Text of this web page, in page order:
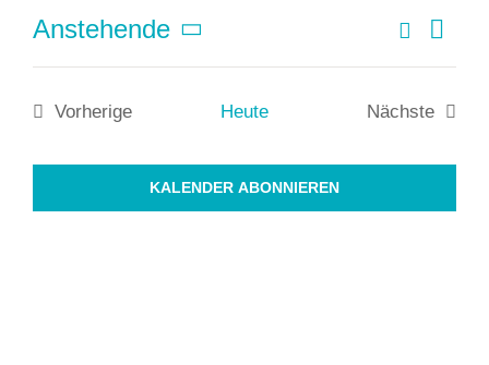
Suche
Liste
Anstehende
Datum
Vorherige
Heute
Nächste
KALENDER ABONNIEREN